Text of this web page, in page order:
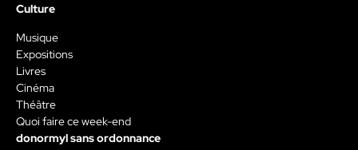
Culture
Musique
Expositions
Livres
Cinéma
Théâtre
Quoi faire ce week-end
donormyl sans ordonnance